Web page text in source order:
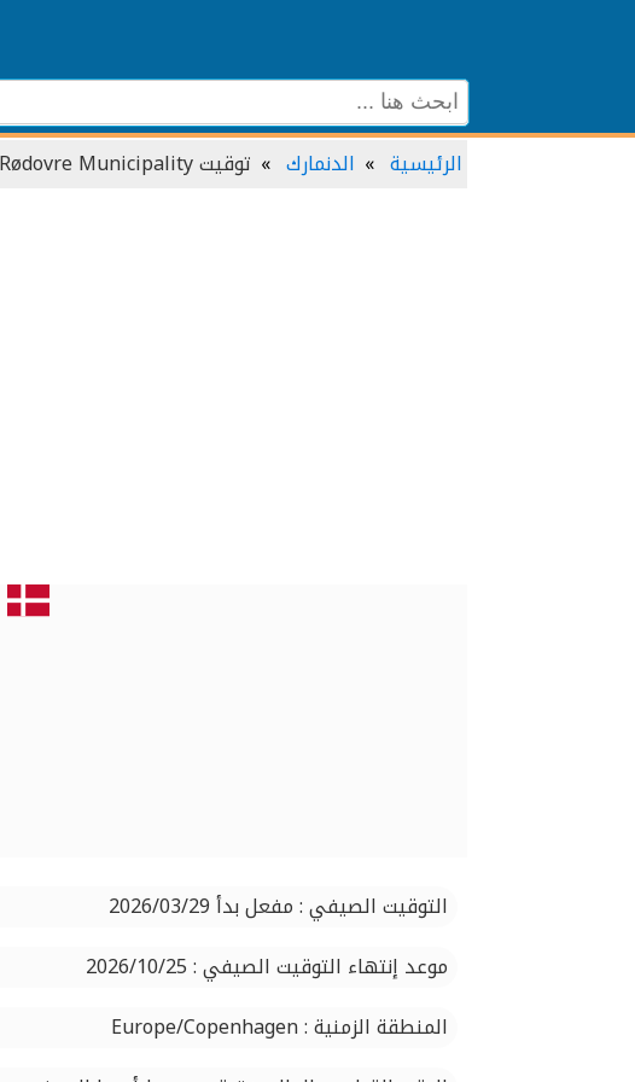
الرئيسية الدنمارك توقيت Rødovre Municipality
التوقيت الصيفي : مفعل بدأ 2026/03/29
موعد إنتهاء التوقيت الصيفي : 2026/10/25
المنطقة الزمنية : Europe/Copenhagen